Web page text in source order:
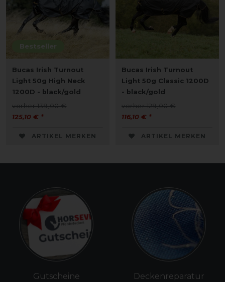
Bestseller
Bucas Irish Turnout
Light 50g High Neck
1200D - black/gold
vorher 139,00 €
125,10 € *
ARTIKEL MERKEN
Bucas Irish Turnout
Light 50g Classic 1200D
- black/gold
vorher 129,00 €
116,10 € *
ARTIKEL MERKEN
Gutscheine Deckenreparatur